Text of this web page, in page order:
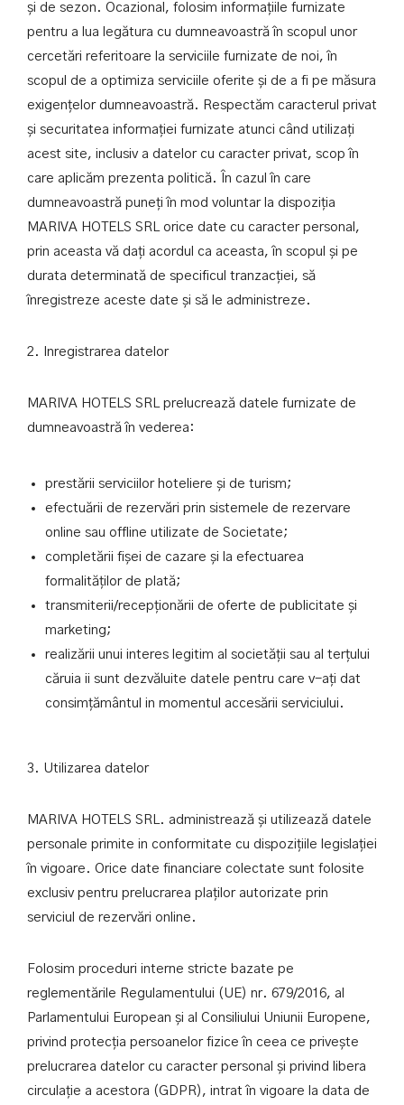
și de sezon. Ocazional, folosim informațiile furnizate
pentru a lua legătura cu dumneavoastră în scopul unor
cercetări referitoare la serviciile furnizate de noi, în
scopul de a optimiza serviciile oferite și de a fi pe măsura
exigențelor dumneavoastră. Respectăm caracterul privat
și securitatea informației furnizate atunci când utilizați
acest site, inclusiv a datelor cu caracter privat, scop în
care aplicăm prezenta politică. În cazul în care
dumneavoastră puneți în mod voluntar la dispoziția
MARIVA HOTELS SRL orice date cu caracter personal,
prin aceasta vă dați acordul ca aceasta, în scopul și pe
durata determinată de specificul tranzacției, să
înregistreze aceste date și să le administreze.
2. Inregistrarea datelor
MARIVA HOTELS SRL prelucrează datele furnizate de
dumneavoastră în vederea:
prestării serviciilor hoteliere și de turism;
efectuării de rezervări prin sistemele de rezervare
online sau offline utilizate de Societate;
completării fișei de cazare și la efectuarea
formalităților de plată;
transmiterii/recepționării de oferte de publicitate și
marketing;
realizării unui interes legitim al societății sau al terțului
căruia ii sunt dezvăluite datele pentru care v-ați dat
consimțământul in momentul accesării serviciului.
3. Utilizarea datelor
MARIVA HOTELS SRL. administrează și utilizează datele
personale primite in conformitate cu dispozițiile legislației
în vigoare. Orice date financiare colectate sunt folosite
exclusiv pentru prelucrarea plaților autorizate prin
serviciul de rezervări online.
Folosim proceduri interne stricte bazate pe
reglementările Regulamentului (UE) nr. 679/2016, al
Parlamentului European și al Consiliului Uniunii Europene,
privind protecția persoanelor fizice în ceea ce privește
prelucrarea datelor cu caracter personal și privind libera
circulație a acestora (GDPR), intrat în vigoare la data de